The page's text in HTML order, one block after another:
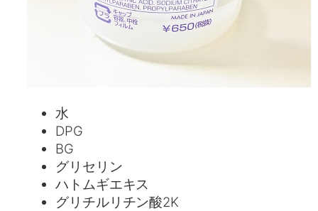
水
DPG
BG
グリセリン
ハトムギエキス
グリチルリチン酸2K